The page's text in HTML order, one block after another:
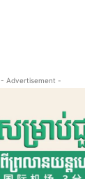
- Advertisement -